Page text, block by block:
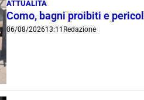
ATTUALITÀ
Como, bagni proibiti e
06/08/202613:11 Redazione